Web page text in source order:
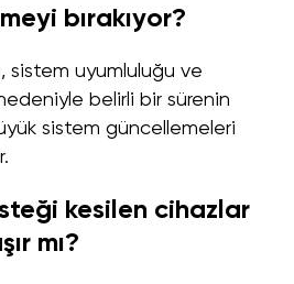
bırakıyor?
sistem uyumluluğu ve
belirli bir sürenin
sistem güncellemeleri
kesilen cihazlar
mı?